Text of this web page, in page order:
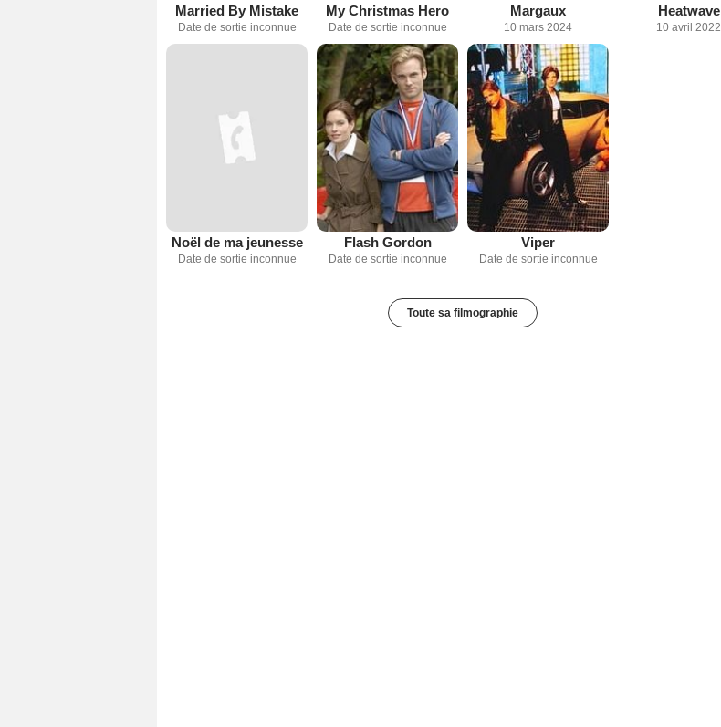
Married By Mistake
Date de sortie inconnue
My Christmas Hero
Date de sortie inconnue
Margaux
10 mars 2024
Heatwave
10 avril 2022
Noël de ma jeunesse
Date de sortie inconnue
Flash Gordon
Date de sortie inconnue
Viper
Date de sortie inconnue
Toute sa filmographie